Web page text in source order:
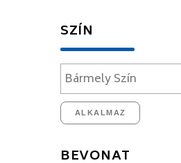
SZÍN
ALKALMAZ
BEVONAT